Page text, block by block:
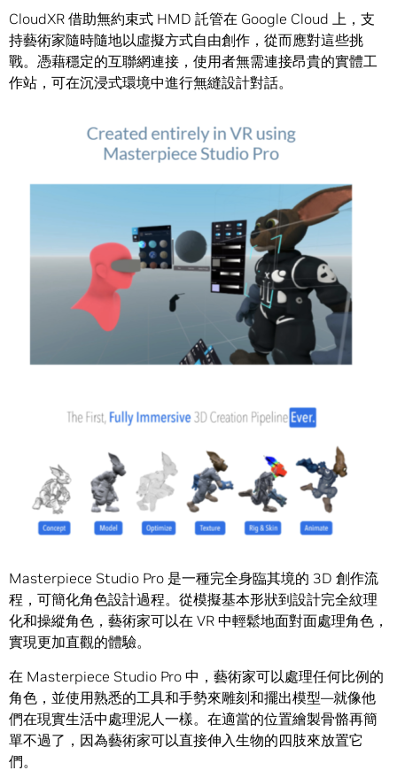
CloudXR 借助無約束式 HMD 託管在 Google Cloud 上，支
持藝術家隨時隨地以虛擬方式自由創作，從而應對這些挑
戰。憑藉穩定的互聯網連接，使用者無需連接昂貴的實體工
作站，可在沉浸式環境中進行無縫設計對話。
Masterpiece Studio Pro 是一種完全身臨其境的 3D 創作流
程，可簡化角色設計過程。從模擬基本形狀到設計完全紋理
化和操縱角色，藝術家可以在 VR 中輕鬆地面對面處理角色，
實現更加直觀的體驗。
在 Masterpiece Studio Pro 中，藝術家可以處理任何比例的
角色，並使用熟悉的工具和手勢來雕刻和擺出模型—就像他
們在現實生活中處理泥人一樣。在適當的位置繪製骨骼再簡
單不過了，因為藝術家可以直接伸入生物的四肢來放置它
們。